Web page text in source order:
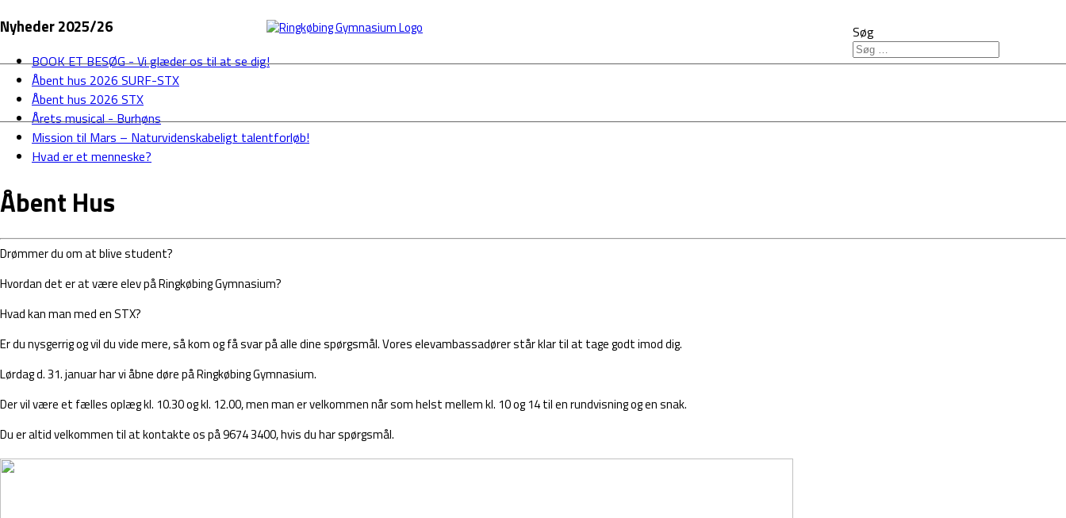
LUDUS Søg
Nyheder 2025/26
BOOK ET BESØG - Vi glæder os til at se dig!
Åbent hus 2026 SURF-STX
Åbent hus 2026 STX
Årets musical - Burhøns
Mission til Mars – Naturvidenskabeligt talentforløb!
Hvad er et menneske?
Åbent Hus
Drømmer du om at blive student?
Hvordan det er at være elev på Ringkøbing Gymnasium?
Hvad kan man med en STX?
Er du nysgerrig og vil du vide mere, så kom og få svar på alle dine spørgsmål. Vores elevambassadører står klar til at tage godt imod dig.
Lørdag d. 31. januar har vi åbne døre på Ringkøbing Gymnasium.
Der vil være et fælles oplæg kl. 10.30 og kl. 12.00, men man er velkommen når som helst mellem kl. 10 og 14 til en rundvisning og en snak.
Du er altid velkommen til at kontakte os på 9674 3400, hvis du har spørgsmål.